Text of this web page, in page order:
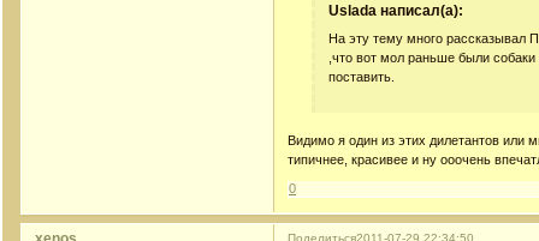
Uslada написал(а):
На эту тему много рассказывал
,что вот мол раньше были
поставить.
Видимо я один из этих дилетантов
типичнее, красивее и ну ооочень
0
Поделиться2011-07-29 22:34:50